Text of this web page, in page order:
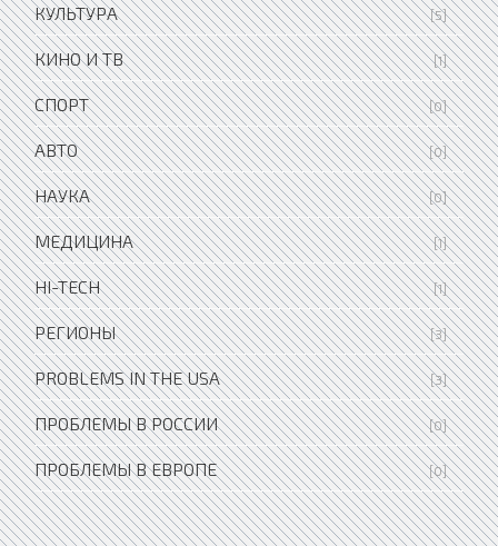
КУЛЬТУРА [5]
КИНО И ТВ [1]
СПОРТ [0]
АВТО [0]
НАУКА [0]
МЕДИЦИНА [1]
HI-TECH [1]
РЕГИОНЫ [3]
PROBLEMS IN THE USA [3]
ПРОБЛЕМЫ В РОССИИ [0]
ПРОБЛЕМЫ В ЕВРОПЕ [0]